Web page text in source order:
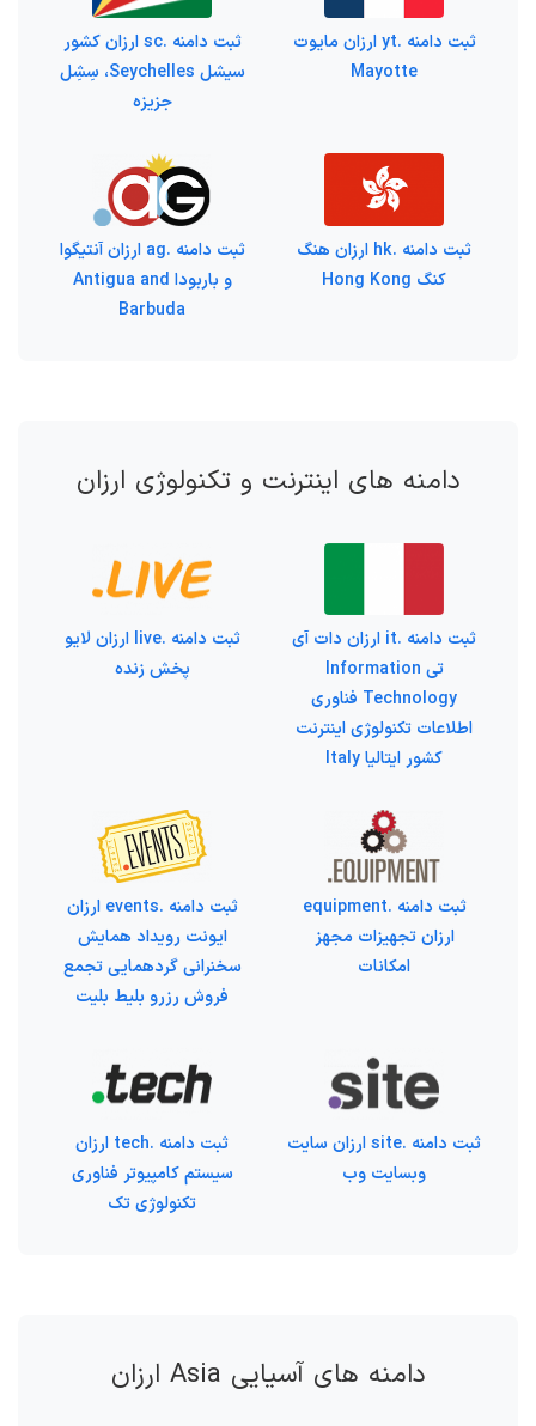
ثبت دامنه .yt ارزان مایوت
Mayotte
ثبت دامنه .sc ارزان کشور
سیشل Seychelles، سِشِل
جزیزه
ثبت دامنه .hk ارزان هنگ
کنگ Hong Kong
ثبت دامنه .ag ارزان آنتیگوا
و باربودا Antigua and
Barbuda
دامنه های اینترنت و تکنولوژی ارزان
ثبت دامنه .it ارزان دات آی
تی Information
Technology فناوری
اطلاعات تکنولوژی اینترنت
کشور ایتالیا Italy
ثبت دامنه .live ارزان لایو
پخش زنده
ثبت دامنه .equipment
ارزان تجهیزات مجهز
امکانات
ثبت دامنه .events ارزان
ایونت رویداد همایش
سخنرانی گردهمایی تجمع
فروش رزرو بلیط بلیت
ثبت دامنه .site ارزان سایت
وبسایت وب
ثبت دامنه .tech ارزان
سیستم کامپیوتر فناوری
تکنولوژی تک
دامنه های آسیایی Asia ارزان